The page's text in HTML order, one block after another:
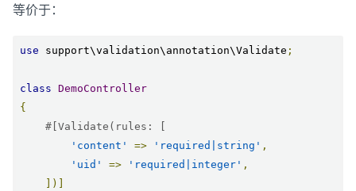
等价于：
use support\validation\annotation\Validate ;
class DemoController
{
#[Validate(rules: [
'content'
=> 'required|string' ,
'uid'
=> 'required|integer' ,
])]